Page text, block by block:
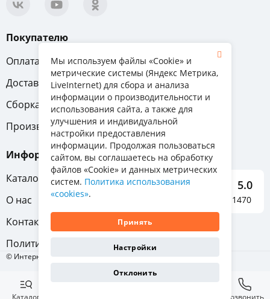
Покупателю
Оплата
Вопрос-ответ
Доставка
Обмен и возврат
Сборка
Гарантия
Производители
Информация
Каталог мебели
О нас
Контакты
Политика конфиденциальности
5.0
Отзывы о нас 1470
© Интернет-магазин «Отличная мебель», 2011-2026
Каталог Позвонить
Мы используем файлы «Cookie» и
метрические системы (Яндекс Метрика,
LiveInternet) для сбора и анализа
информации о производительности и
использования сайта, а также для
улучшения и индивидуальной
настройки предоставления
информации. Продолжая пользоваться
сайтом, вы соглашаетесь на обработку
файлов «Cookie» и данных метрических
систем. Политика использования
«cookies».
Принять
Настройки
Отклонить